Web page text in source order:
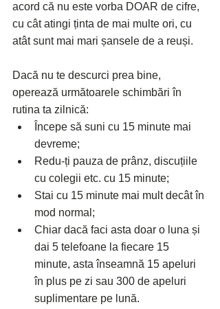
acord că nu este vorba DOAR de cifre,
cu cât atingi ținta de mai multe ori, cu
atât sunt mai mari șansele de a reuși.
Dacă nu te descurci prea bine,
operează următoarele schimbări în
rutina ta zilnică:
Începe să suni cu 15 minute mai
devreme;
Redu-ți pauza de prânz, discuțiile
cu colegii etc. cu 15 minute;
Stai cu 15 minute mai mult decât în
mod normal;
Chiar dacă faci asta doar o luna și
dai 5 telefoane la fiecare 15
minute, asta înseamnă 15 apeluri
în plus pe zi sau 300 de apeluri
suplimentare pe lună.